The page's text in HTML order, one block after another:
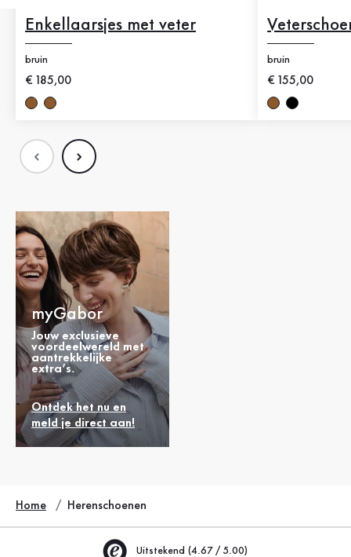
Enkellaarsjes met veter
bruin
Nieuwe prijs
€ 185,00
bruin
Nieuwe prijs
€ 155,00
myGabor
Jouw exclusieve
voordeelwereld met
aantrekkelijke
extra’s.
Ontdek het nu en
meld je direct aan!
Home Herenschoenen
Uitstekend (4.67 / 5.00)